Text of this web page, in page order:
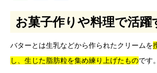
お菓子作りや料理で活躍
バターとは生乳などから作られたクリームを
し、生じた脂肪粒を集め練り上げたものです。